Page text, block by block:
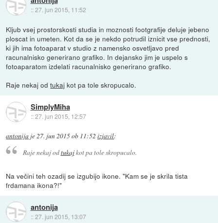
::27. jun 2015, 11:52
Kljub vsej prostorskosti studia in moznosti footgrafije deluje jebeno
ploscat in umeten. Kot da se je nekdo potrudil iznicit vse prednosti,
ki jih ima fotoaparat v studio z namensko osvetljavo pred
racunalnisko generirano grafiko. In dejansko jim je uspelo s
fotoaparatom izdelati racunalnisko generirano grafiko.
Raje nekaj odtukaj kot pa tole skropucalo.
SimplyMiha
::27. jun 2015, 12:57
antonija je27. jun 2015 ob 11:52 izjavil:
Raje nekaj odtukajkot pa tole skropucalo.
Na večini teh ozadij se izgubijo ikone. "Kam se je skrila tista
frdamana ikona?!"
antonija
::27. jun 2015, 13:07